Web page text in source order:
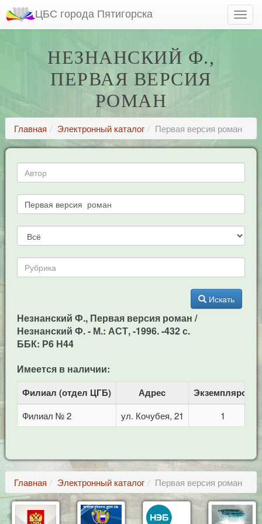
ЦБС города Пятигорска
НЕЗНАНСКИЙ Ф.,
ПЕРВАЯ ВЕРСИЯ
РОМАН
Главная Электронный каталог Первая версия роман
Искать
Незнанский Ф., Первая версия роман /
Незнанский Ф. - М.: АСТ, -1996. -432 с.
ББК: Р6 Н44
Имеется в наличии:
Филиал (отдел ЦГБ) Адрес Экземпляров
Филиал № 2 ул. Кочубея, 21 1
Главная Электронный каталог Первая версия роман